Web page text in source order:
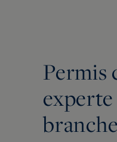
Permis